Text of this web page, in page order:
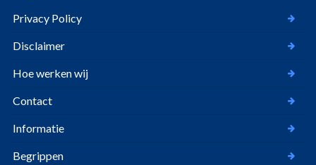
Privacy Policy
Disclaimer
Hoe werken wij
Contact
Informatie
Begrippen